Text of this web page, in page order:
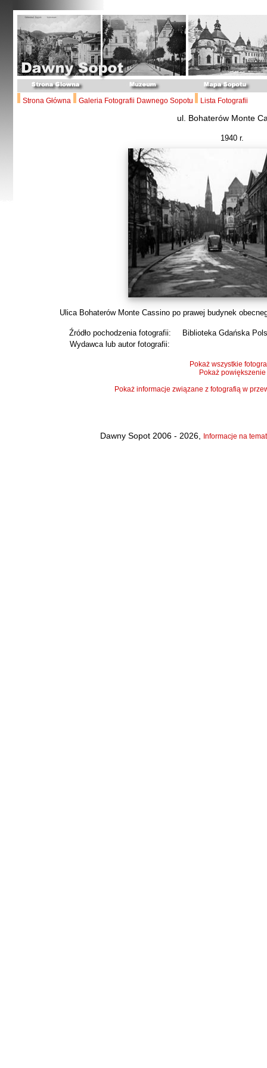
Strona Główna Galeria Fotografii Dawnego Sopotu Lista Fotografii
ul. Bohaterów Monte
1940 r.
Ulica Bohaterów Monte Cassino po prawej budynek
Źródło pochodzenia fotografii:
Biblioteka Gdańska
Wydawca lub autor fotografii:
Pokaż wszystkie
Pokaż powiększenie
Pokaż informacje związane z fotografią w
Dawny Sopot 2006 - 2026, Informacje na